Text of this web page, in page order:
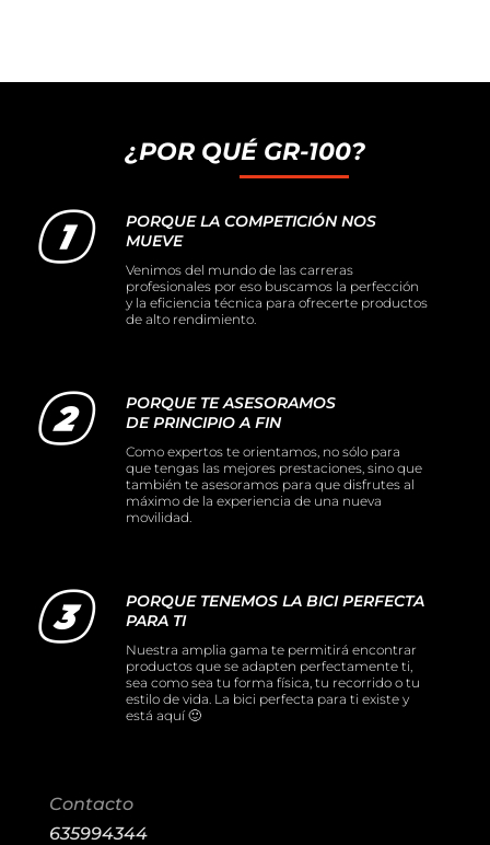
¿POR QUÉ GR-100?
PORQUE LA COMPETICIÓN NOS
MUEVE
Venimos del mundo de las carreras
profesionales por eso buscamos la perfección
y la eficiencia técnica para ofrecerte productos
de alto rendimiento.
PORQUE TE ASESORAMOS
DE PRINCIPIO A FIN
Como expertos te orientamos, no sólo para
que tengas las mejores prestaciones, sino que
también te asesoramos para que disfrutes al
máximo de la experiencia de una nueva
movilidad.
PORQUE TENEMOS LA BICI PERFECTA
PARA TI
Nuestra amplia gama te permitirá encontrar
productos que se adapten perfectamente ti,
sea como sea tu forma física, tu recorrido o tu
estilo de vida. La bici perfecta para ti existe y
está aquí 🙂
Contacto
635994344